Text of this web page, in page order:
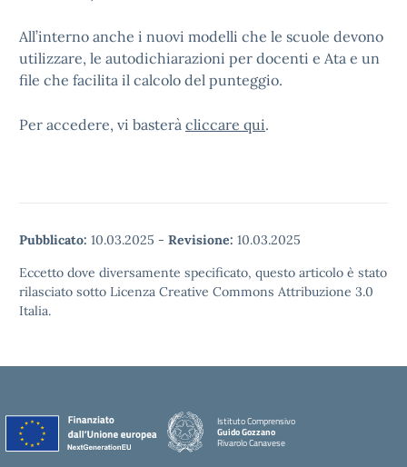
All’interno anche i nuovi modelli che le scuole devono
utilizzare, le autodichiarazioni per docenti e Ata e un
file che facilita il calcolo del punteggio.
Per accedere, vi basterà cliccare qui.
Pubblicato: 10.03.2025 - Revisione: 10.03.2025
Eccetto dove diversamente specificato, questo articolo è stato
rilasciato sotto Licenza Creative Commons Attribuzione 3.0
Italia.
Istituto Comprensivo
Guido Gozzano
Rivarolo Canavese